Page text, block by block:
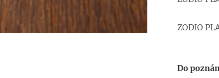
ZODIO
Do